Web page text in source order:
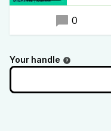
0
Your handle